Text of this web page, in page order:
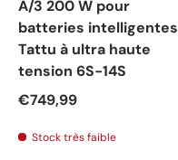
A/3 200 W pour
batteries intelligentes
Tattu à ultra haute
tension 6S-14S
€749,99
Stock très faible